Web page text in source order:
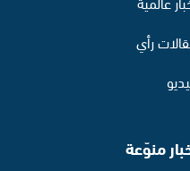
رأي
منوّعة